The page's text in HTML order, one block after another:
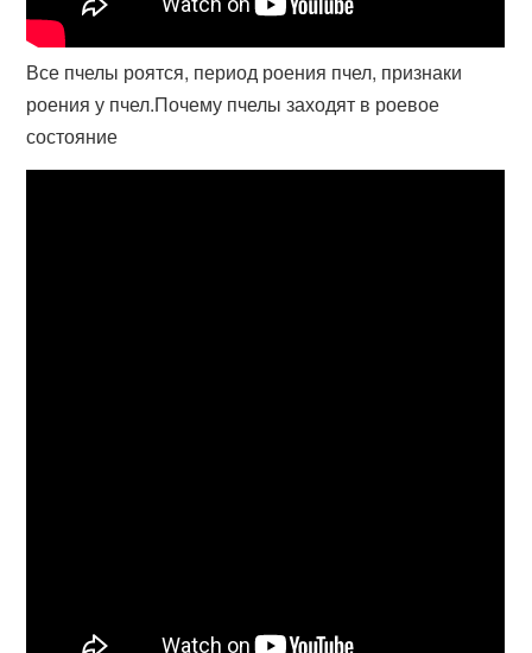
Все пчелы роятся, период роения пчел, признаки
роения у пчел.Почему пчелы заходят в роевое
состояние